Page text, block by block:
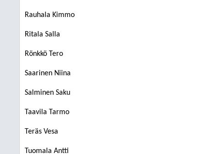
Rauhala Kimmo
Ritala Salla
Rönkkö Tero
Saarinen Niina
Salminen Saku
Taavila Tarmo
Teräs Vesa
Tuomala Antti